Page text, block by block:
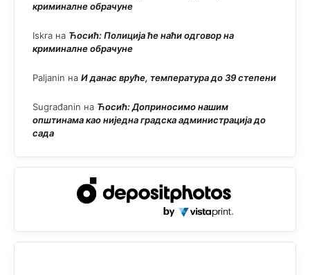
криминалне обрачуне
Iskra на Ћосић: Полиција ће наћи одговор на
криминалне обрачуне
Paljanin на И данас вруће, температура до 39 степени
Sugrađanin на Ћосић: Доприносимо нашим
општинама као ниједна градска администрација до
сада